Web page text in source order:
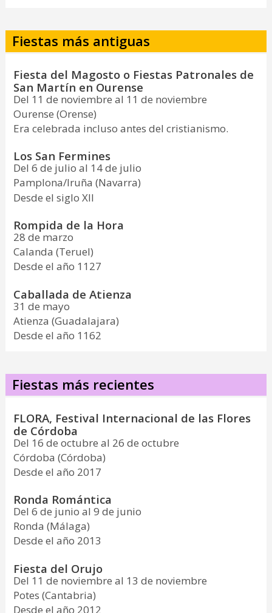
Fiestas más antiguas
Fiesta del Magosto o Fiestas Patronales de
San Martín en Ourense
Del 11 de noviembre al 11 de noviembre
Ourense (Orense)
Era celebrada incluso antes del cristianismo.
Los San Fermines
Del 6 de julio al 14 de julio
Pamplona/Iruña (Navarra)
Desde el siglo XII
Rompida de la Hora
28 de marzo
Calanda (Teruel)
Desde el año 1127
Caballada de Atienza
31 de mayo
Atienza (Guadalajara)
Desde el año 1162
Fiestas más recientes
FLORA, Festival Internacional de las Flores
de Córdoba
Del 16 de octubre al 26 de octubre
Córdoba (Córdoba)
Desde el año 2017
Ronda Romántica
Del 6 de junio al 9 de junio
Ronda (Málaga)
Desde el año 2013
Fiesta del Orujo
Del 11 de noviembre al 13 de noviembre
Potes (Cantabria)
Desde el año 2012